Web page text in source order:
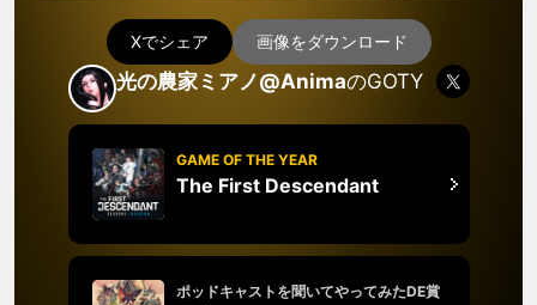
Xでシェア 画像をダウンロード
光の農家ミアノ@AnimaのGOTY
GAME OF THE YEAR
The First Descendant
ポッドキャストを聞いてやってみたDE賞